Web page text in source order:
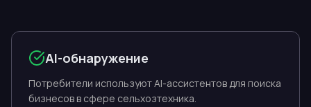
AI-обнаружение
Потребители используют AI-ассистентов для поиска
бизнесов в сфере сельхозтехника.